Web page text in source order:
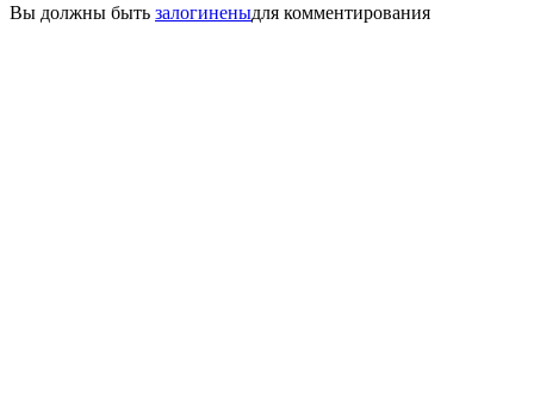
Вы должны быть залогиненыдля комментирования